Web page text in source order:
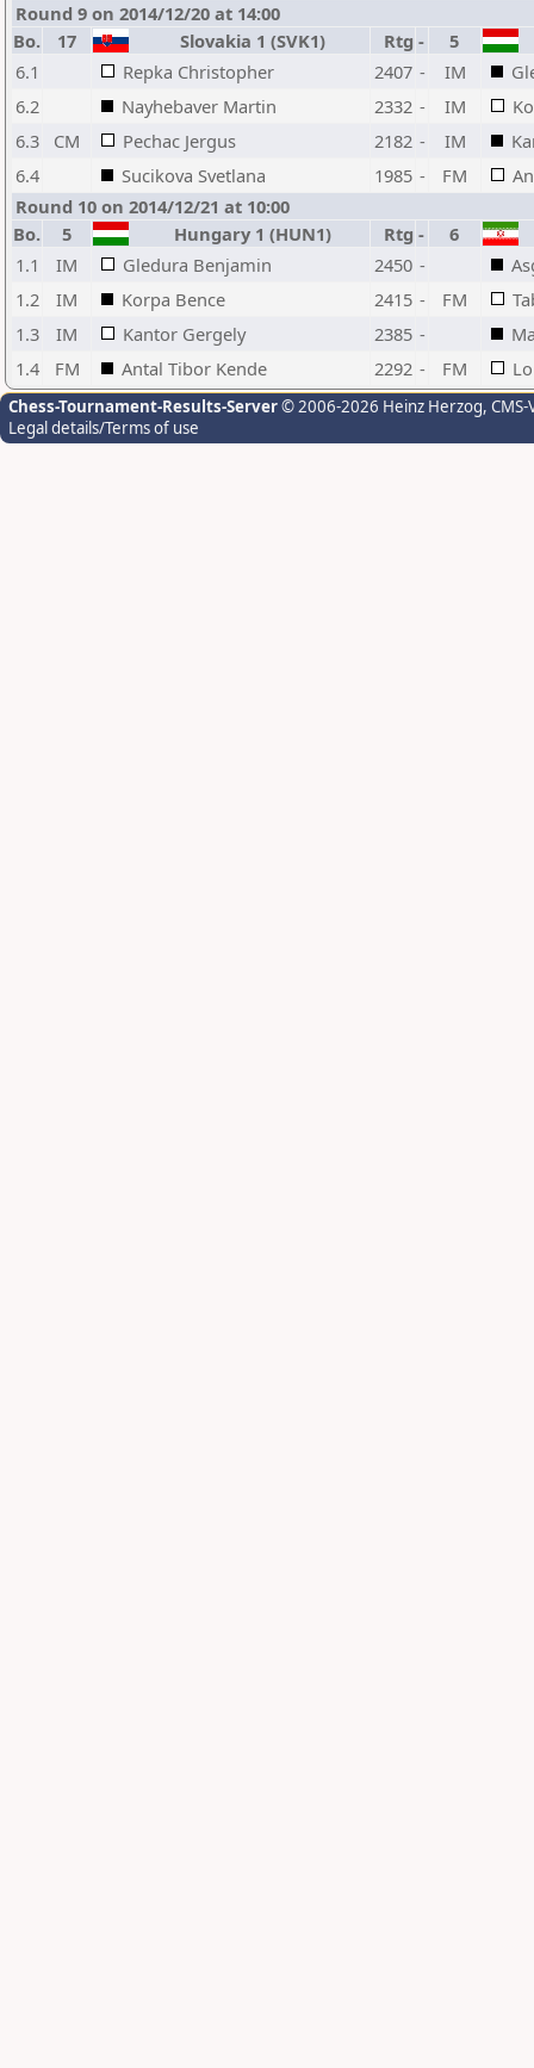
Round 9 on 2014/12/20 at 14:00
Bo.
17 Slovakia 1 (SVK1) Rtg -
5
6.1
Repka Christopher 2407 - IM
6.2
Nayhebaver Martin 2332 - IM
6.3
CM Pechac Jergus 2182 - IM
6.4
Sucikova Svetlana 1985 - FM
Round 10 on 2014/12/21 at 10:00
Bo.
5 Hungary 1 (HUN1) Rtg -
6
1.1
IM Gledura Benjamin 2450 -
1.2
IM Korpa Bence 2415 - FM
1.3
IM Kantor Gergely 2385 -
1.4
FM Antal Tibor Kende 2292 - FM
Chess-Tournament-Results-Server© 2006-2026 Heinz Herzog,
Legal details/Terms of use